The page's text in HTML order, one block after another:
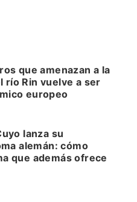
que amenazan a la
río Rin vuelve a ser
europeo
lanza su
alemán: cómo
que además ofrece